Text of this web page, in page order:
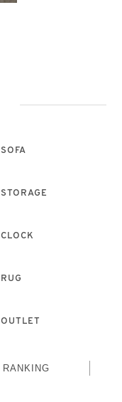
SOFA
STORAGE
CLOCK
RUG
OUTLET
RANKING